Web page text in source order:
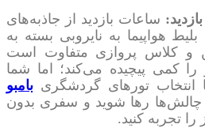
ساعات بازدید از جاذبه‌های
هواپیما به نایروبی بسته به
و کلاس پروازی متفاوت است
را کمی پیچیده می‌کند؛ اما شما
انتخاب تورهای گردشگری بامبو
چالش‌ها رها شوید و سفری بدون
تجربه کنید.